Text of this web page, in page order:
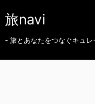
旅navi
- 旅とあなたをつなぐキュ